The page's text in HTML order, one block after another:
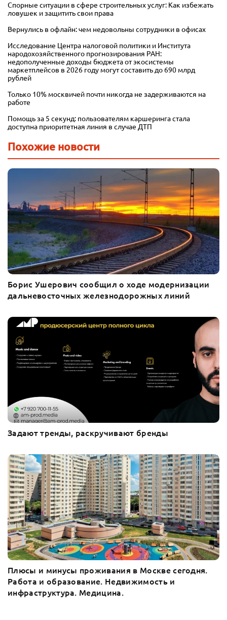
Спорные ситуации в сфере строительных услуг: Как избежать
ловушек и защитить свои права
Вернулись в офлайн: чем недовольны сотрудники в офисах
Исследование Центра налоговой политики и Института
народохозяйственного прогнозирования РАН:
недополученные доходы бюджета от экосистемы
маркетплейсов в 2026 году могут составить до 690 млрд
рублей
Только 10% москвичей почти никогда не задерживаются на
работе
Помощь за 5 секунд: пользователям каршеринга стала
доступна приоритетная линия в случае ДТП
Похожие новости
Борис Ушерович сообщил о ходе модернизации
дальневосточных железнодорожных линий
Задают тренды, раскручивают бренды
Плюсы и минусы проживания в Москве сегодня.
Работа и образование. Недвижимость и
инфраструктура. Медицина.